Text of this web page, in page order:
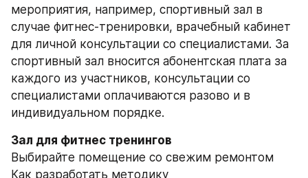
мероприятия, например, спортивный зал в
случае фитнес-тренировки, врачебный кабинет
для личной консультации со специалистами. За
спортивный зал вносится абонентская плата за
каждого из участников, консультации со
специалистами оплачиваются разово и в
индивидуальном порядке.
Зал для фитнес тренингов
Выбирайте помещение со свежим ремонтом
Как разработать методику